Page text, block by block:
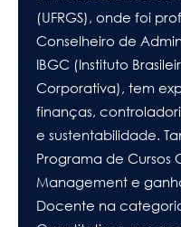
(UFRGS), onde foi
Conselheiro de
IBGC (Instituto
Corporativa), tem
finanças,
e sustentabilidade.
Programa de Cursos
Management e
Docente na